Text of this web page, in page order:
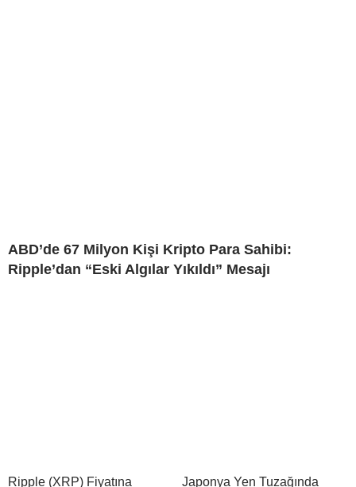
ABD’de 67 Milyon Kişi Kripto Para Sahibi:
Ripple’dan “Eski Algılar Yıkıldı” Mesajı
Ripple (XRP) Fiyatına
Japonya Yen Tuzağında